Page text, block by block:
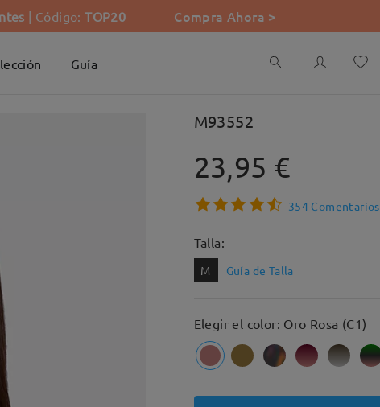
| Código:TOP20 Compra Ahora >
Guía
M93552
23,95 €
354 Comentarios
Talla:
M Guía de Talla
Elegir el color: Oro Rosa (C1)